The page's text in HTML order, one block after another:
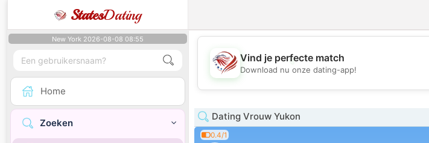
StatesDating
New York 2026-08-08 08:55
Home
Zoeken
💖
Vind je perfecte match
Download nu onze dating-app!
Dating Vrouw Yukon
0.4/1